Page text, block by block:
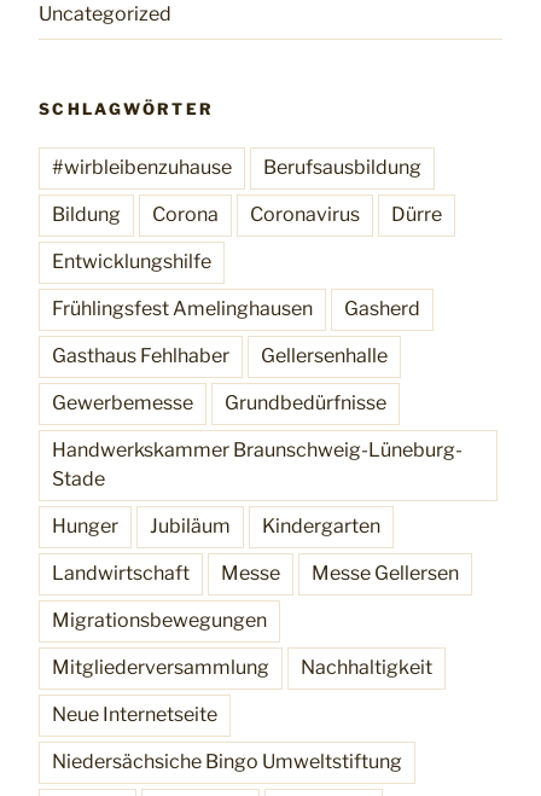
Uncategorized
SCHLAGWÖRTER
#wirbleibenzuhause Berufsausbildung
Bildung Corona Coronavirus Dürre
Entwicklungshilfe
Frühlingsfest Amelinghausen Gasherd
Gasthaus Fehlhaber Gellersenhalle
Gewerbemesse Grundbedürfnisse
Handwerkskammer Braunschweig-Lüneburg-
Stade
Hunger Jubiläum Kindergarten
Landwirtschaft Messe Messe Gellersen
Migrationsbewegungen
Mitgliederversammlung Nachhaltigkeit
Neue Internetseite
Niedersächsiche Bingo Umweltstiftung